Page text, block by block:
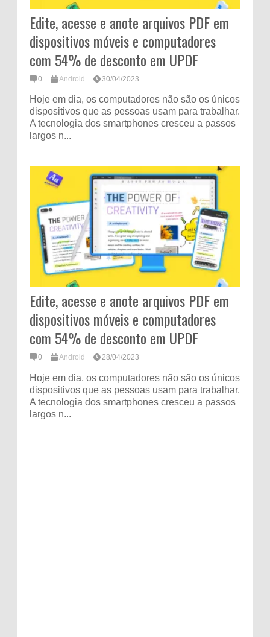
Edite, acesse e anote arquivos PDF em
dispositivos móveis e computadores
com 54% de desconto em UPDF
0 Android 30/04/2023
Hoje em dia, os computadores não são os únicos
dispositivos que as pessoas usam para trabalhar.
A tecnologia dos smartphones cresceu a passos
largos n...
Edite, acesse e anote arquivos PDF em
dispositivos móveis e computadores
com 54% de desconto em UPDF
0 Android 28/04/2023
Hoje em dia, os computadores não são os únicos
dispositivos que as pessoas usam para trabalhar.
A tecnologia dos smartphones cresceu a passos
largos n...